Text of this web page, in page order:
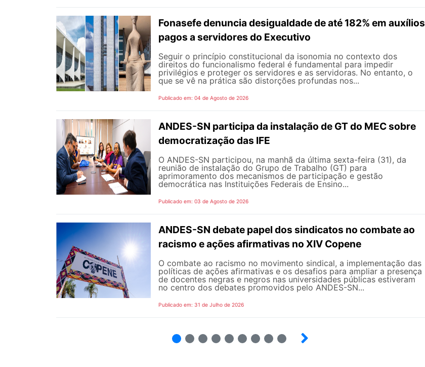
Fonasefe denuncia desigualdade de até 182% em auxílios
pagos a servidores do Executivo
Seguir o princípio constitucional da isonomia no contexto dos
direitos do funcionalismo federal é fundamental para impedir
privilégios e proteger os servidores e as servidoras. No entanto, o
que se vê na prática são distorções profundas nos...
Publicado em: 04 de Agosto de 2026
ANDES-SN participa da instalação de GT do MEC sobre
democratização das IFE
O ANDES-SN participou, na manhã da última sexta-feira (31), da
reunião de instalação do Grupo de Trabalho (GT) para
aprimoramento dos mecanismos de participação e gestão
democrática nas Instituições Federais de Ensino...
Publicado em: 03 de Agosto de 2026
ANDES-SN debate papel dos sindicatos no combate ao
racismo e ações afirmativas no XIV Copene
O combate ao racismo no movimento sindical, a implementação das
políticas de ações afirmativas e os desafios para ampliar a presença
de docentes negras e negros nas universidades públicas estiveram
no centro dos debates promovidos pelo ANDES-SN...
Publicado em: 31 de Julho de 2026